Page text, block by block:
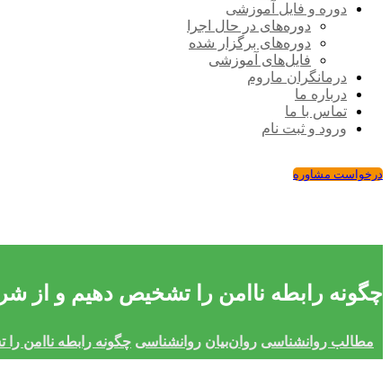
دوره و فایل آموزشی
دوره‌های در حال اجرا
دوره‌های برگزار شده
فایل‌های آموزشی
درمانگران ماروم
درباره ما
تماس با ما
ورود و ثبت نام
درخواست مشاوره
چگونه رابطه ناامن را تشخیص دهیم و از
مطالب روانشناسی روان‌بیان روانشناسی چگونه رابطه ناامن